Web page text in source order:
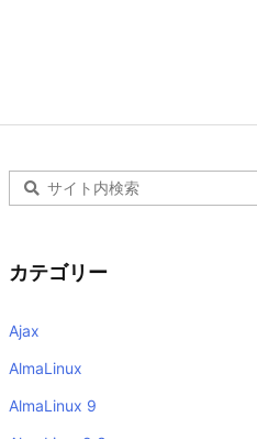
カテゴリー
Ajax
AlmaLinux
AlmaLinux 9